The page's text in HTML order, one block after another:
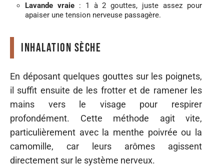
Lavande vraie: 1 à 2 gouttes, juste assez pour
apaiser une tension nerveuse passagère.
Inhalation sèche
En déposant quelques gouttes sur les poignets,
il suffit ensuite de les frotter et de ramener les
mains vers le visage pour respirer
profondément. Cette méthode agit vite,
particulièrement avec la menthe poivrée ou la
camomille, car leurs arômes agissent
directement sur le système nerveux.